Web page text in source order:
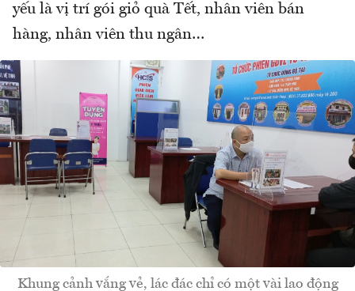
yếu là vị trí gói giỏ quà Tết, nhân viên bán
hàng, nhân viên thu ngân…
Khung cảnh vắng vẻ, lác đác chỉ có một vài lao động